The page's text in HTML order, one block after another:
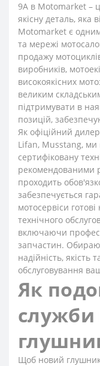
9A в Motomarket –
якісну деталь, яка
Motomarket є
та мережі
продажу
виробників,
високоякісних
великим
підтримувати в
позицій,
Як офіційний
Lifan, Musstang,
сертифіковану
рекомендованими
проходить
забезпечується
мотосервіси
технічного
включаючи
запчастин.
надійність, якість
обслуговування
Як
Щоб новий